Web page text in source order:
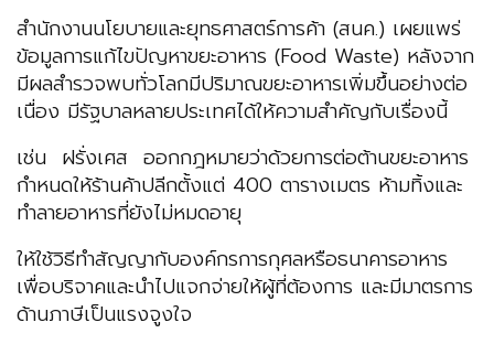
สำนักงานนโยบายและยุทธศาสตร์การค้า (สนค.) เผยแพร่
ข้อมูลการแก้ไขปัญหาขยะอาหาร (Food Waste) หลังจาก
มีผลสำรวจพบทั่วโลกมีปริมาณขยะอาหารเพิ่มขึ้นอย่างต่อ
เนื่อง มีรัฐบาลหลายประเทศได้ให้ความสำคัญกับเรื่องนี้
เช่น ฝรั่งเศส ออกกฎหมายว่าด้วยการต่อต้านขยะอาหาร
กำหนดให้ร้านค้าปลีกตั้งแต่ 400 ตารางเมตร ห้ามทิ้งและ
ทำลายอาหารที่ยังไม่หมดอายุ
ให้ใช้วิธีทำสัญญากับองค์กรการกุศลหรือธนาคารอาหาร
เพื่อบริจาคและนำไปแจกจ่ายให้ผู้ที่ต้องการ และมีมาตรการ
ด้านภาษีเป็นแรงจูงใจ